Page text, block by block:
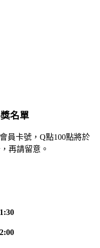
名單
員卡號，Q點100點將於
再請留意。